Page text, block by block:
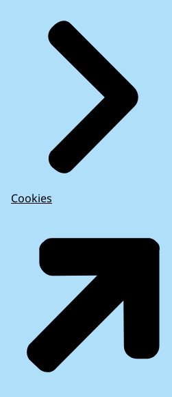
Het Europees
aanbevelingen
belangrijke kwesties,
worden uitgevoerd
Cookies